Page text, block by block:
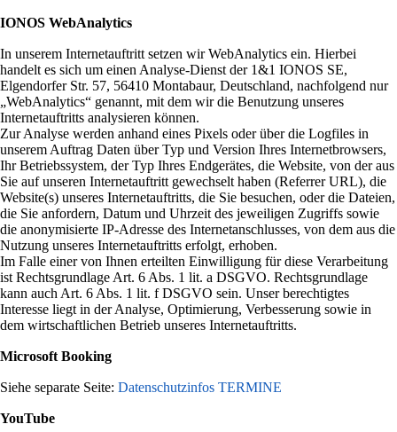
IONOS WebAnalytics
In unserem Internetauftritt setzen wir WebAnalytics ein. Hierbei
handelt es sich um einen Analyse-Dienst der 1&1 IONOS SE,
Elgendorfer Str. 57, 56410 Montabaur, Deutschland, nachfolgend nur
„WebAnalytics“ genannt, mit dem wir die Benutzung unseres
Internetauftritts analysieren können.
Zur Analyse werden anhand eines Pixels oder über die Logfiles in
unserem Auftrag Daten über Typ und Version Ihres Internetbrowsers,
Ihr Betriebssystem, der Typ Ihres Endgerätes, die Website, von der aus
Sie auf unseren Internetauftritt gewechselt haben (Referrer URL), die
Website(s) unseres Internetauftritts, die Sie besuchen, oder die Dateien,
die Sie anfordern, Datum und Uhrzeit des jeweiligen Zugriffs sowie
die anonymisierte IP-Adresse des Internetanschlusses, von dem aus die
Nutzung unseres Internetauftritts erfolgt, erhoben.
Im Falle einer von Ihnen erteilten Einwilligung für diese Verarbeitung
ist Rechtsgrundlage Art. 6 Abs. 1 lit. a DSGVO. Rechtsgrundlage
kann auch Art. 6 Abs. 1 lit. f DSGVO sein. Unser berechtigtes
Interesse liegt in der Analyse, Optimierung, Verbesserung sowie in
dem wirtschaftlichen Betrieb unseres Internetauftritts.
Microsoft Booking
Siehe separate Seite: Datenschutzinfos TERMINE
YouTube